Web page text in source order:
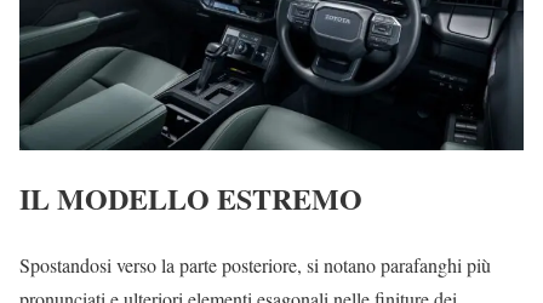
IL MODELLO ESTREMO
Spostandosi verso la parte posteriore, si notano parafanghi più